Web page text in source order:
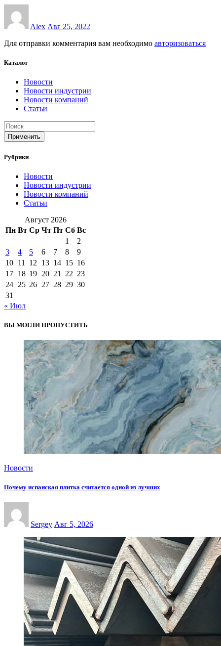
Alex Авг 25, 2022
Для отправки комментария вам необходимо авторизоваться
Каталог
Новости
Новости индустрии
Новости компаний
Статьи
Применить
Рубрики
Новости
Новости индустрии
Новости компаний
Статьи
Август 2026
Пн Вт Ср Чт Пт Сб Вс
1
2
3
4 5 6 7 8
9
10 11 12 13 14 15 16
17 18 19 20 21 22 23
24 25 26 27 28 29 30
31
« Июл
ВЫ МОГЛИ ПРОПУСТИТЬ
Новости
Почему испанская плитка считается одной из лучших
Sergey Авг 5, 2026